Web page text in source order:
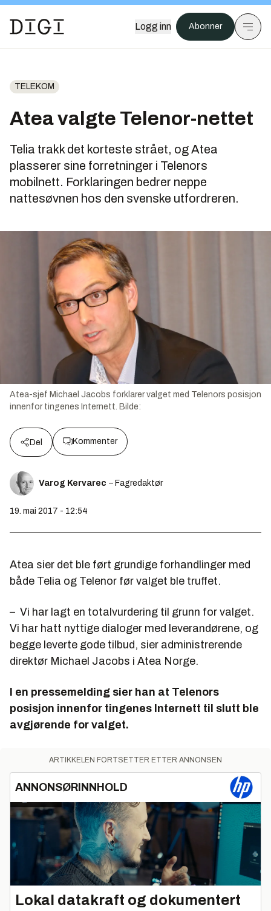
Logg inn Abonner
TELEKOM
Atea valgte Telenor-nettet
Telia trakk det korteste strået, og Atea
plasserer sine forretninger i Telenors
mobilnett. Forklaringen bedrer neppe
nattesøvnen hos den svenske utfordreren.
Atea-sjef Michael Jacobs forklarer valget med Telenors posisjon
innenfor tingenes Internett. Bilde:
Del Kommenter
Varog Kervarec – Fagredaktør
19. mai 2017 - 12:54
Atea sier det ble ført grundige forhandlinger med
både Telia og Telenor før valget ble truffet.
– Vi har lagt en totalvurdering til grunn for valget.
Vi har hatt nyttige dialoger med leverandørene, og
begge leverte gode tilbud, sier administrerende
direktør Michael Jacobs i Atea Norge.
I en pressemelding sier han at Telenors
posisjon innenfor tingenes Internett til slutt ble
avgjørende for valget.
ARTIKKELEN FORTSETTER ETTER ANNONSEN
ANNONSØRINNHOLD
Lokal datakraft og dokumentert